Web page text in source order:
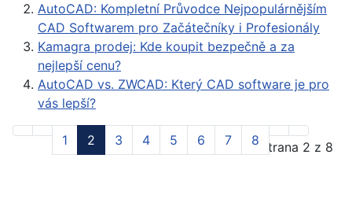
AutoCAD: Kompletní Průvodce Nejpopulárnějším
CAD Softwarem pro Začátečníky i Profesionály
Kamagra prodej: Kde koupit bezpečně a za
nejlepší cenu?
AutoCAD vs. ZWCAD: Který CAD software je pro
vás lepší?
Strana 2 z 8
1 2 3 4 5 6 7 8